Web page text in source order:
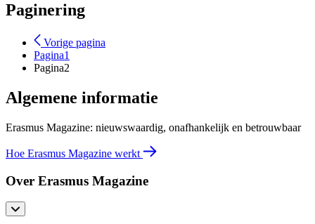
Paginering
Vorige pagina
Pagina1
Pagina2
Algemene informatie
Erasmus Magazine: nieuwswaardig, onafhankelijk en betrouwbaar
Hoe Erasmus Magazine werkt
Over Erasmus Magazine